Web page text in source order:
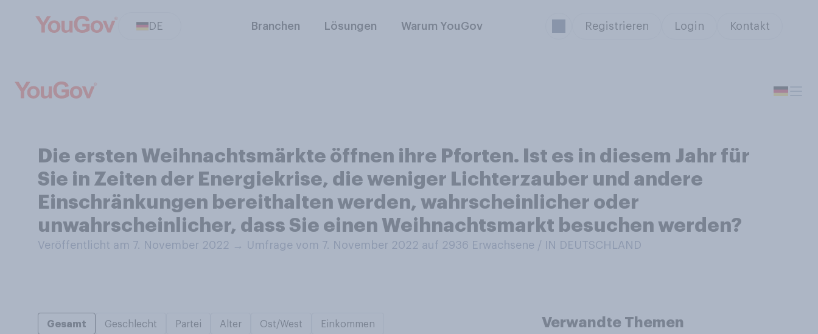
DE Branchen Lösungen Warum YouGov Registrieren Login Kontakt
Die ersten Weihnachtsmärkte öffnen ihre Pforten. Ist es in diesem Jahr für
Sie in Zeiten der Energiekrise, die weniger Lichterzauber und andere
Einschränkungen bereithalten werden, wahrscheinlicher oder
unwahrscheinlicher, dass Sie einen Weihnachtsmarkt besuchen werden?
Veröffentlicht am 7. November 2022 → Umfrage vom 7. November 2022 auf 2936 Erwachsene / IN DEUTSCHLAND
Gesamt Geschlecht Partei Alter Ost/West Einkommen Verwandte Themen